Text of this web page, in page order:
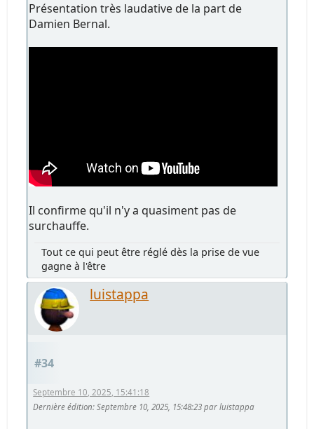
Présentation très laudative de la part de
Damien Bernal.
Il confirme qu'il n'y a quasiment pas de
surchauffe.
Tout ce qui peut être réglé dès la prise de vue
gagne à l'être
luistappa
#34
Septembre 10, 2025, 15:41:18
Dernière édition: Septembre 10, 2025, 15:48:23 par luistappa